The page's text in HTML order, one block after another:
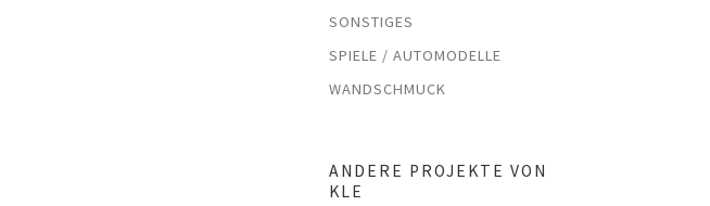
SONSTIGES
SPIELE / AUTOMODELLE
WANDSCHMUCK
ANDERE PROJEKTE VON
KLE